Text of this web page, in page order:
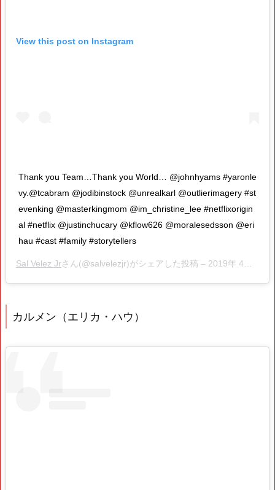
View this post on Instagram
Thank you Team…Thank you World… @johnhyams #yaronle
vy.@tcabram @jodibinstock @unrealkarl @outlierimagery #st
evenking @masterkingmom @im_christine_lee #netflixorigin
al #netflix @justinchucary @kflow626 @moralesedsson @eri
hau #cast #family #storytellers
Sal Velez Jrさん(@salvelezjr)がシェアした投稿 – 2019年 4月月15日午前9時25分PDT
カルメン（エリカ・ハウ）